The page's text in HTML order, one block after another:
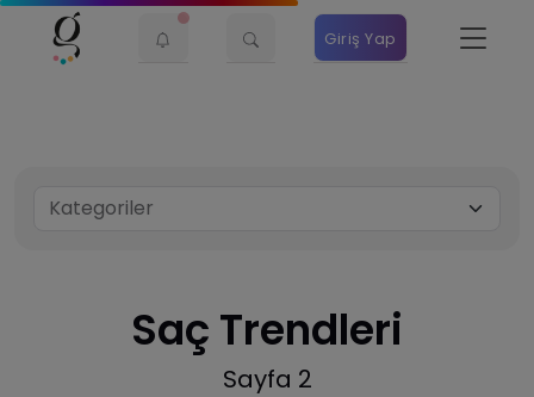
Giriş Yap
Saç Trendleri
Sayfa 2